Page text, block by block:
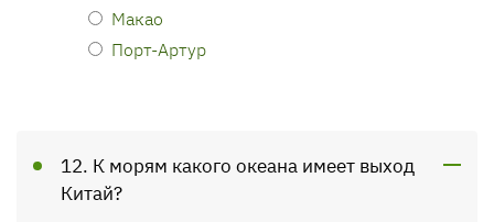
Макао
Порт-Артур
12. К морям какого океана имеет выход
Китай?